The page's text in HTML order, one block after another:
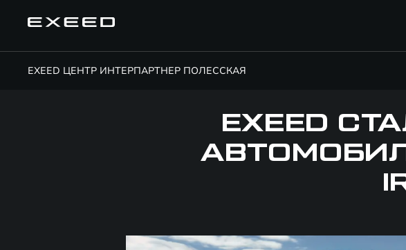
EXEED ЦЕНТР ИНТЕРПАРТНЕР ПОЛЕССКАЯ
EXEED